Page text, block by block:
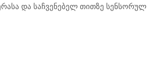
და საჩვენებელ თითზე სენსორულ